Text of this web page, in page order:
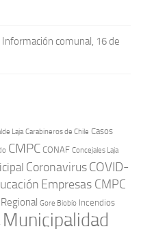
Información comunal, 16 de
Laja Carabineros de Chile Casos
CMPC CONAF Concejales Laja
CoronavirusCOVID-
Empresas CMPC
Gore Biobío Incendios
Municipalidad